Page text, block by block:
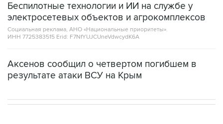
Беспилотные технологии и ИИ на службе у
электросетевых объектов и агрокомплексов
Социальная реклама, АНО «Национальные приоритеты».
ИНН 7725383515 Erid: F7NfYUJCUneVdwcydK6A
Аксенов сообщил о четвертом погибшем в
результате атаки ВСУ на Крым